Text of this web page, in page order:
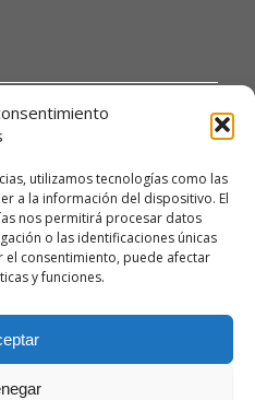
utilizamos tecnologías como las
a la información del dispositivo. El
nos permitirá procesar datos
o las identificaciones únicas
consentimiento, puede afectar
y funciones.
en contacto con
email:
y te daremos información
algún tipo de queja, deberá